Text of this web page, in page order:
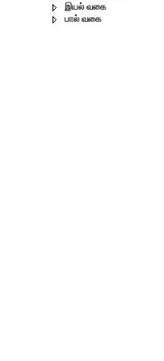
இயல் வகை
பால் வகை